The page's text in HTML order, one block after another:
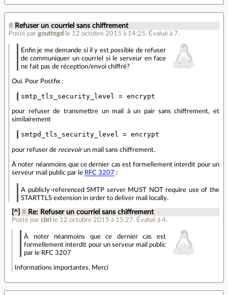
# Refuser un courriel sans chiffrement
Posté par gouttegd le 12 octobre 2015 à 14:25. Évalué à 7.
Enfin je me demande si il y est possible de refuser
de communiquer un courriel si le serveur en face
ne fait pas de réception/envoi chiffré?
Oui. Pour Postfix :
pour refuser de transmettre un mail à un pair sans chiffrement, et
similairement
pour refuser de recevoirun mail sans chiffrement.
À noter néanmoins que ce dernier cas est formellement interdit pour un
serveur mail public par le RFC 3207 :
A publicly-referenced SMTP server MUST NOT require use of the
STARTTLS extension in order to deliver mail locally.
[^] # Re: Refuser un courriel sans chiffrement
Posté parcbri le 12 octobre 2015 à 15:27. Évalué à4.
À noter néanmoins que ce dernier cas est
formellement interdit pour un serveur mail public
par le RFC 3207
Informations importantes. Merci